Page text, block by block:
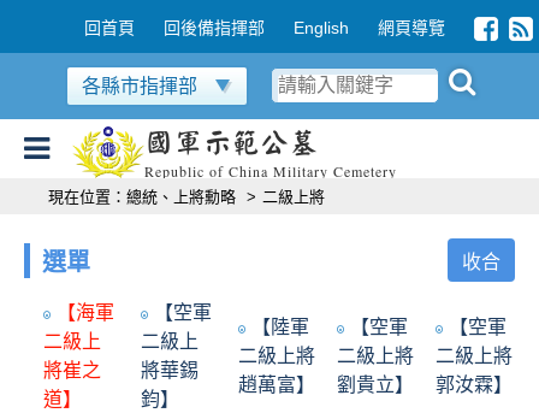
跳到主要內容區塊
回首頁 回後備指揮部 English 網頁導覽
國軍示範公墓
Republic of China Military Cemetery
各縣市指揮部
現在位置： 總統、上將勳略 > 二級上將
選單 收合
【海軍
二級上
將崔之
道】
【空軍
二級上
將華錫
鈞】
【陸軍
二級上將
趙萬富】
【空軍
二級上將
劉貴立】
【空軍
二級上將
郭汝霖】